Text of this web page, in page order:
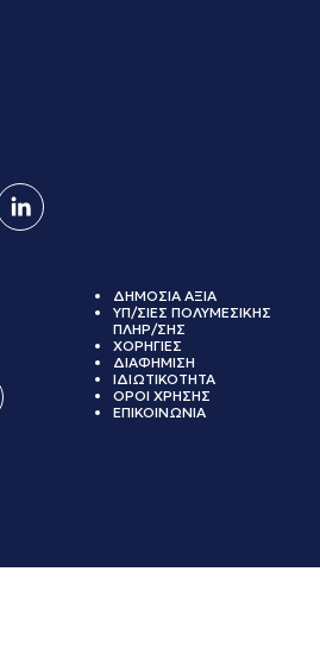
ΔΗΜΟΣΙΑ ΑΞΙΑ
ΥΠ/ΣΙΕΣ ΠΟΛΥΜΕΣΙΚΗΣ
ΠΛΗΡ/ΣΗΣ
ΧΟΡΗΓΙΕΣ
ΔΙΑΦΗΜΙΣΗ
ΙΔΙΩΤΙΚΟΤΗΤΑ
ΟΡΟΙ ΧΡΗΣΗΣ
ΕΠΙΚΟΙΝΩΝΙΑ